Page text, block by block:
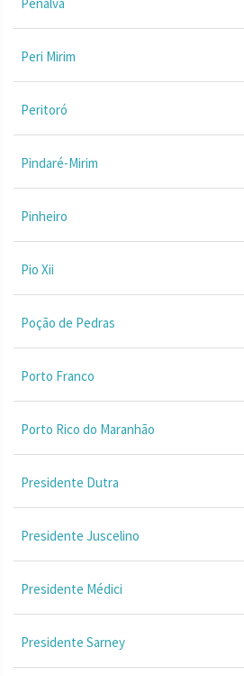
Peri Mirim
Peritoró
Pindaré-Mirim
Pinheiro
Pio Xii
Poção de Pedras
Porto Franco
Porto Rico do Maranhão
Presidente Dutra
Presidente Juscelino
Presidente Médici
Presidente Sarney